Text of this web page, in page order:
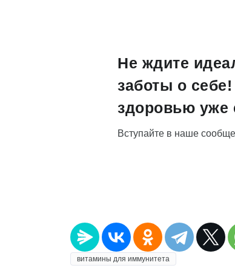
Не ждите
заботы о
здоровью уже
Вступайте в наше
витамины для иммунитета